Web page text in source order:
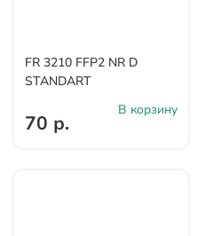
FR 3210 FFP2 NR D
STANDART
70 р.
В корзину